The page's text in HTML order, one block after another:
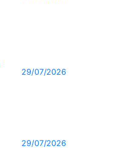
29/07/2026
29/07/2026